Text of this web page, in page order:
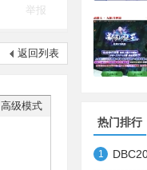
举报
返回列表
高级模式
热门排行
1